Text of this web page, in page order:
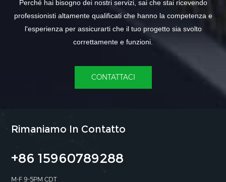
Perché hai bisogno dei nostri servizi, sai che stai ricevendo
professionisti altamente qualificati che hanno la competenza e
l'esperienza per assicurarti che il tuo progetto sia svolto
correttamente e funzioni.
CONTATTACI
Rimaniamo In Contatto
+86 15960789288
M-F 9-5PM CDT